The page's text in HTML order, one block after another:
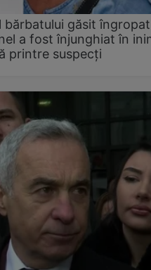
bărbatului găsit
a fost înjunghiat în
printre suspecți